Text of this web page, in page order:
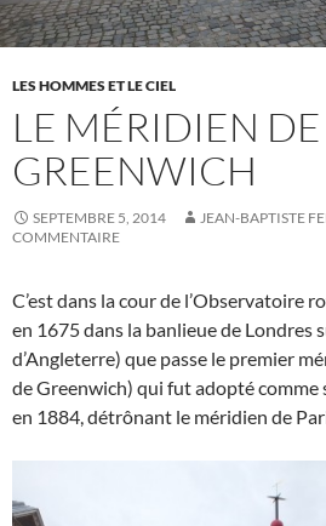
LES HOMMES ET LE CIEL
LE MÉRIDIEN DE
GREENWICH
SEPTEMBRE 5, 2014 JEAN-BAPTISTE
COMMENTAIRE
C’est dans la cour de l’Observatoire
en 1675 dans la banlieue de Londres
d’Angleterre) que passe le premier
de Greenwich) qui fut adopté
en 1884, détrônant le méridien de